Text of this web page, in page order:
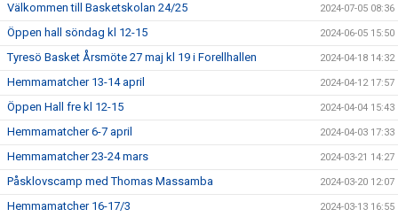
Välkommen till Basketskolan 24/25 2024-07-05 08:36
Öppen hall söndag kl 12-15 2024-06-05 15:50
Tyresö Basket Årsmöte 27 maj kl 19 i Forellhallen 2024-04-18 14:32
Hemmamatcher 13-14 april 2024-04-12 17:57
Öppen Hall fre kl 12-15 2024-04-04 15:43
Hemmamatcher 6-7 april 2024-04-03 17:33
Hemmamatcher 23-24 mars 2024-03-21 14:27
Påsklovscamp med Thomas Massamba 2024-03-20 12:07
Hemmamatcher 16-17/3 2024-03-13 16:55